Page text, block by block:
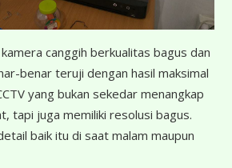
canggih berkualitas bagus dan
benar teruji dengan hasil maksimal
yang bukan sekedar menangkap
tapi juga memiliki resolusi bagus.
baik itu di saat malam maupun